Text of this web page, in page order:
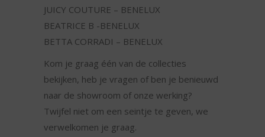
JUICY COUTURE – BENELUX
BEATRICE B -BENELUX
BETTA CORRADI – BENELUX
Kom je graag één van de collecties
bekijken, heb je vragen of ben je benieuwd
naar de showroom of onze werking?
Twijfel niet om een seintje te geven, we
verwelkomen je graag.